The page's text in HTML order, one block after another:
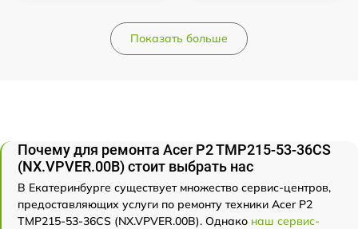
Показать больше
Почему для ремонта Acer P2 TMP215-53-36CS
(NX.VPVER.00B) стоит выбрать нас
В Екатеринбурге существует множество сервис-центров,
предоставляющих услуги по ремонту техники Acer P2
TMP215-53-36CS (NX.VPVER.00B). Однако наш сервис-